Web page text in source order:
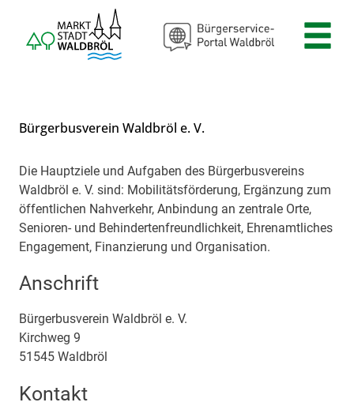
Zum Hauptinhalt springen
Bürgerbusverein Waldbröl e. V.
Beschreibung
Die Hauptziele und Aufgaben des Bürgerbusvereins
Waldbröl e. V. sind: Mobilitätsförderung, Ergänzung zum
öffentlichen Nahverkehr, Anbindung an zentrale Orte,
Senioren- und Behindertenfreundlichkeit, Ehrenamtliches
Engagement, Finanzierung und Organisation.
Anschrift
Bürgerbusverein Waldbröl e. V.
Kirchweg 9
51545 Waldbröl
Kontakt